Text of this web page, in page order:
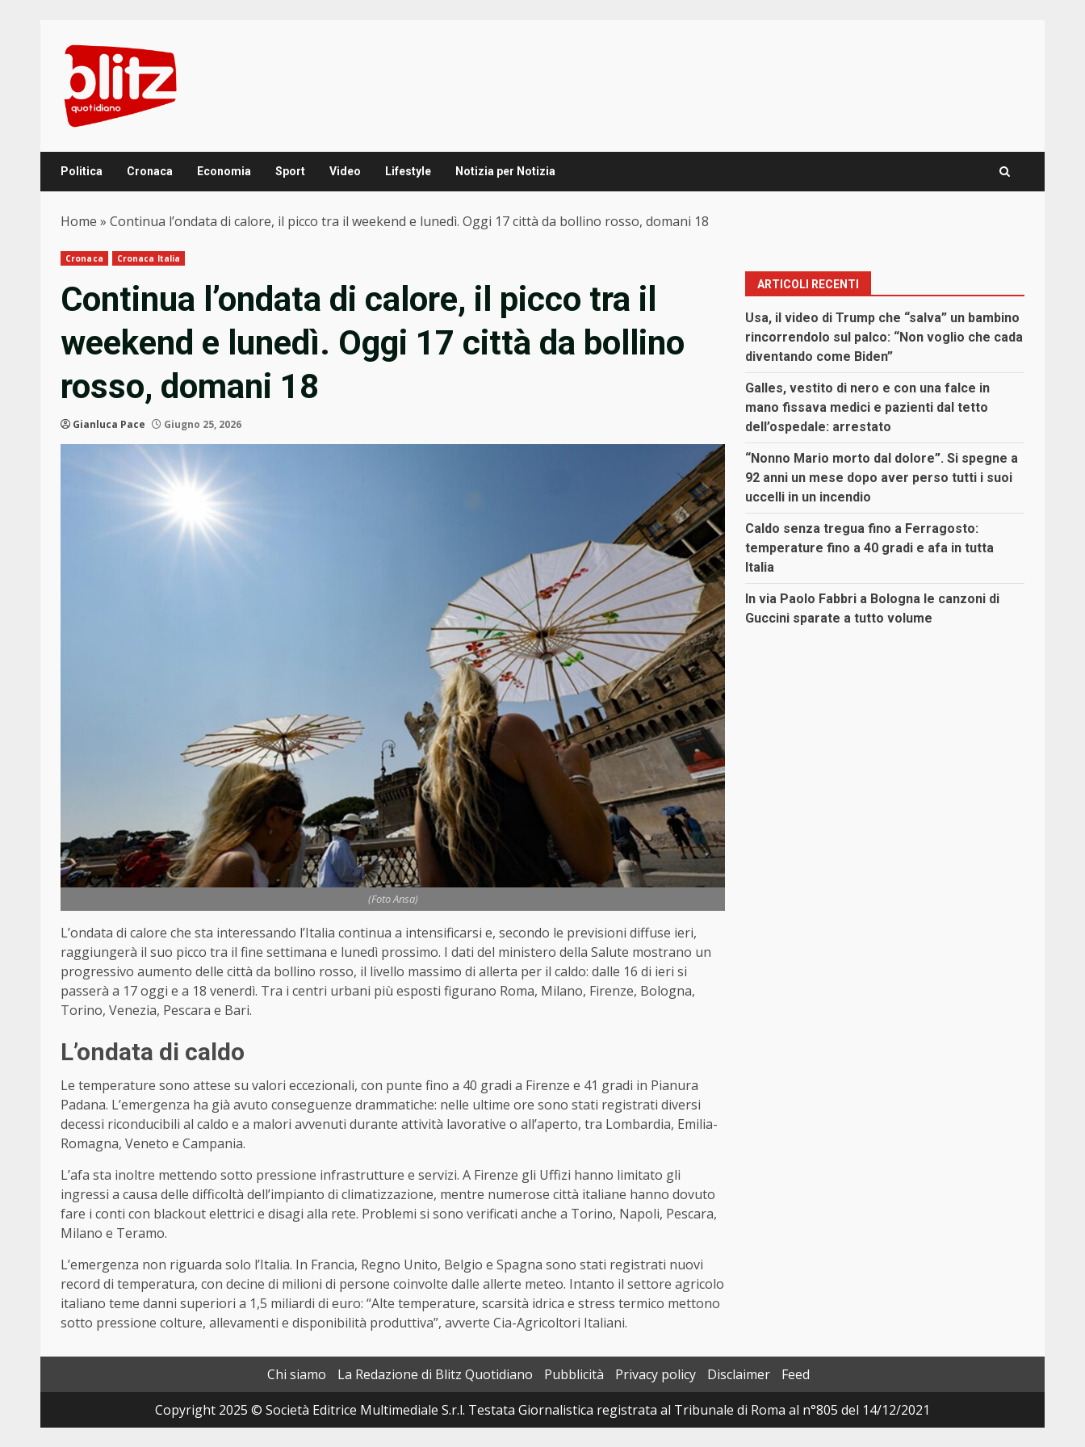
content
Politica Cronaca Economia Sport Video Lifestyle Notizia per Notizia
Home » Continua l’ondata di calore, il picco tra il weekend e lunedì. Oggi 17 città da bollino rosso, domani 18
Cronaca Cronaca Italia
Continua l’ondata di calore, il picco tra il
weekend e lunedì. Oggi 17 città da bollino
rosso, domani 18
Gianluca Pace Giugno 25, 2026
(Foto Ansa)
L’ondata di calore che sta interessando l’Italia continua a intensificarsi e, secondo le previsioni diffuse ieri,
raggiungerà il suo picco tra il fine settimana e lunedì prossimo. I dati del ministero della Salute mostrano un
progressivo aumento delle città da bollino rosso, il livello massimo di allerta per il caldo: dalle 16 di ieri si
passerà a 17 oggi e a 18 venerdì. Tra i centri urbani più esposti figurano Roma, Milano, Firenze, Bologna,
Torino, Venezia, Pescara e Bari.
L’ondata di caldo
Le temperature sono attese su valori eccezionali, con punte fino a 40 gradi a Firenze e 41 gradi in Pianura
Padana. L’emergenza ha già avuto conseguenze drammatiche: nelle ultime ore sono stati registrati diversi
decessi riconducibili al caldo e a malori avvenuti durante attività lavorative o all’aperto, tra Lombardia, Emilia-
Romagna, Veneto e Campania.
L’afa sta inoltre mettendo sotto pressione infrastrutture e servizi. A Firenze gli Uffizi hanno limitato gli
ingressi a causa delle difficoltà dell’impianto di climatizzazione, mentre numerose città italiane hanno dovuto
fare i conti con blackout elettrici e disagi alla rete. Problemi si sono verificati anche a Torino, Napoli, Pescara,
Milano e Teramo.
L’emergenza non riguarda solo l’Italia. In Francia, Regno Unito, Belgio e Spagna sono stati registrati nuovi
record di temperatura, con decine di milioni di persone coinvolte dalle allerte meteo. Intanto il settore agricolo
italiano teme danni superiori a 1,5 miliardi di euro: “Alte temperature, scarsità idrica e stress termico mettono
sotto pressione colture, allevamenti e disponibilità produttiva”, avverte Cia-Agricoltori Italiani.
ARTICOLI RECENTI
Usa, il video di Trump che “salva” un bambino
rincorrendolo sul palco: “Non voglio che cada
diventando come Biden”
Galles, vestito di nero e con una falce in
mano fissava medici e pazienti dal tetto
dell’ospedale: arrestato
“Nonno Mario morto dal dolore”. Si spegne a
92 anni un mese dopo aver perso tutti i suoi
uccelli in un incendio
Caldo senza tregua fino a Ferragosto:
temperature fino a 40 gradi e afa in tutta
Italia
In via Paolo Fabbri a Bologna le canzoni di
Guccini sparate a tutto volume
Chi siamo La Redazione di Blitz Quotidiano Pubblicità Privacy policy Disclaimer
Feed
Copyright 2025 © Società Editrice Multimediale S.r.l. Testata Giornalistica registrata al Tribunale di Roma al n°805 del 14/12/2021